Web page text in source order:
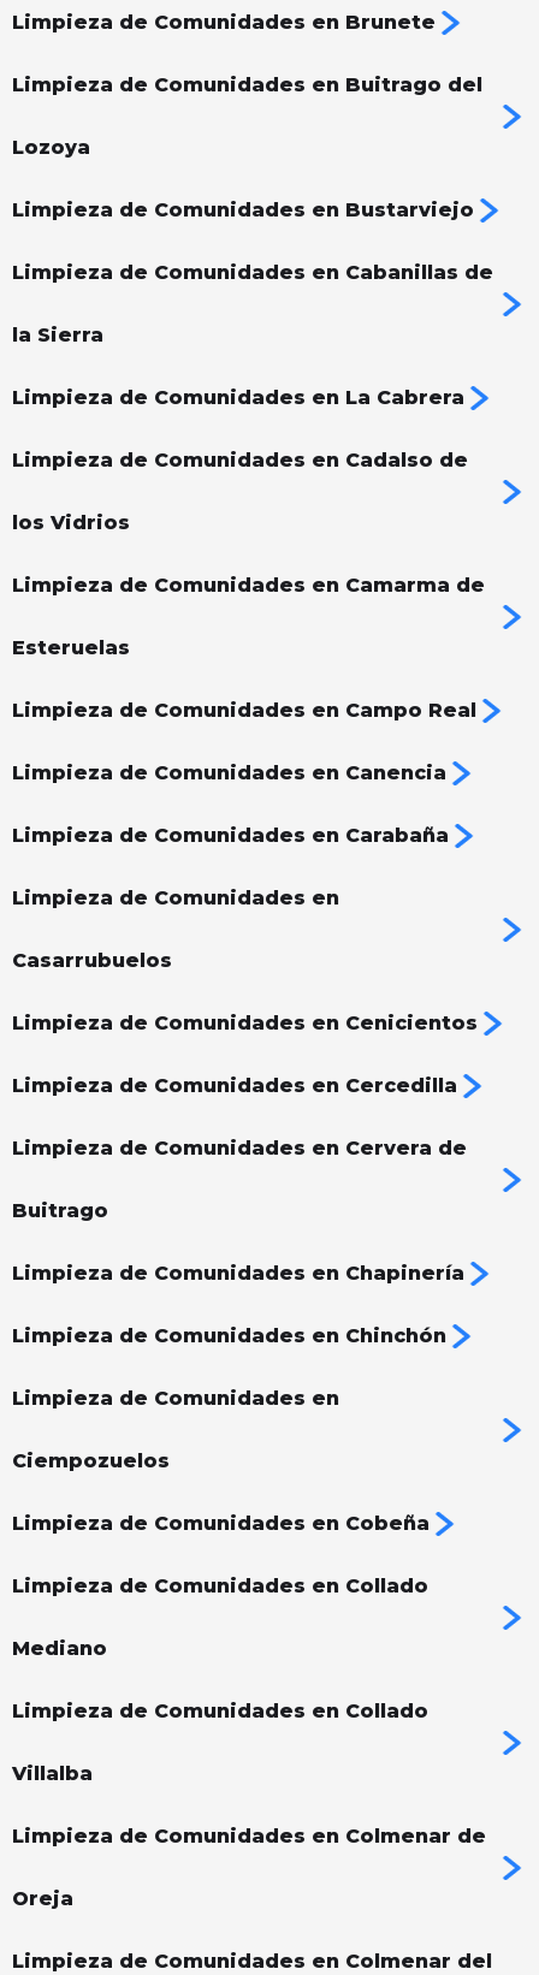
Limpieza de Comunidades en Brunete
Limpieza de Comunidades en Buitrago del
Lozoya
Limpieza de Comunidades en Bustarviejo
Limpieza de Comunidades en Cabanillas de
la Sierra
Limpieza de Comunidades en La Cabrera
Limpieza de Comunidades en Cadalso de
los Vidrios
Limpieza de Comunidades en Camarma de
Esteruelas
Limpieza de Comunidades en Campo Real
Limpieza de Comunidades en Canencia
Limpieza de Comunidades en Carabaña
Limpieza de Comunidades en
Casarrubuelos
Limpieza de Comunidades en Cenicientos
Limpieza de Comunidades en Cercedilla
Limpieza de Comunidades en Cervera de
Buitrago
Limpieza de Comunidades en Chapinería
Limpieza de Comunidades en Chinchón
Limpieza de Comunidades en
Ciempozuelos
Limpieza de Comunidades en Cobeña
Limpieza de Comunidades en Collado
Mediano
Limpieza de Comunidades en Collado
Villalba
Limpieza de Comunidades en Colmenar de
Oreja
Limpieza de Comunidades en Colmenar del